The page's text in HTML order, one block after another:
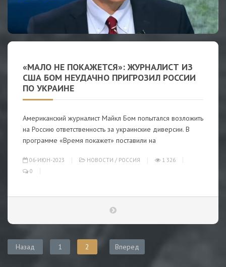
«МАЛО НЕ ПОКАЖЕТСЯ»: ЖУРНАЛИСТ ИЗ
США БОМ НЕУДАЧНО ПРИГРОЗИЛ РОССИИ
ПО УКРАИНЕ
Американский журналист Майкл Бом попытался возложить
на Россию ответственность за украинские диверсии. В
программе «Время покажет» поставили на
06-ИЮН-2023 НОВОСТИ / РОССИЯ
1 326
0
Назад 1 2 Вперед